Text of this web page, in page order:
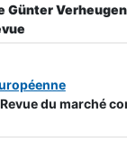
Günter
Revue du marché